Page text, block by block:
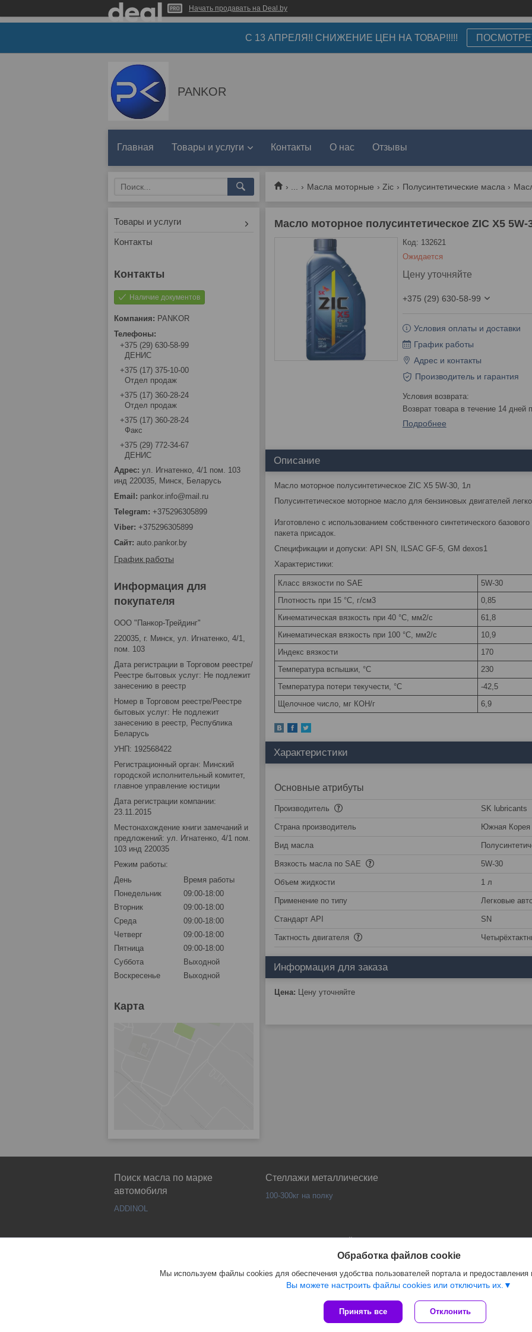
Начать продавать на Deal.by
С 13 АПРЕЛЯ!! СНИЖЕНИЕ ЦЕН НА ТОВАР!!!!!
PANKOR
Главная Товары и услуги Контакты О нас Отзывы
Масла моторные Zic Полусинтетические масла
Масло моторное полусинтетическое ZIC X5 5W-
Ожидается
Код: 132621
Цену уточняйте
+375 (29) 630-58-99
Условия оплаты и доставки
График работы
Адрес и контакты
Производитель и гарантия
возврат товара в течение 14 дней
Подробнее
Описание
Масло моторное полусинтетическое ZIC X5 5W-30, 1л
Полусинтетическое моторное масло для бензиновых двигателей
Изготовлено с использованием собственного синтетического
пакета присадок.
Спецификации и допуски: API SN, ILSAC GF-5, GM dexos1
Характеристики:
Класс вязкости по SAE
5W-30
Плотность при 15 °С, г/см3
0,85
Кинематическая вязкость при 40 °С, мм2/с
61,8
Кинематическая вязкость при 100 °С, мм2/с
10,9
Индекс вязкости
170
Температура вспышки, °С
230
Температура потери текучести, °С
-42,5
Щелочное число, мг КОН/г
6,9
Характеристики
Основные атрибуты
Производитель SK lubricants
Страна производитель Южная Корея
Вид масла
Вязкость масла по SAE 5W-30
Объем жидкости 1 л
Применение по типу Легковые
Стандарт API SN
Тактность двигателя
Информация для заказа
Цена: Цену уточняйте
Товары и услуги
Контакты
Наличие документов
PANKOR
+375 (29) 630-58-99
ДЕНИС
+375 (17) 375-10-00
Отдел продаж
+375 (17) 360-28-24
Отдел продаж
+375 (17) 360-28-24
Факс
+375 (29) 772-34-67
ДЕНИС
ул. Игнатенко, 4/1 пом. 103
инд 220035, Минск, Беларусь
pankor.info@mail.ru
+375296305899
+375296305899
auto.pankor.by
График работы
Информация для
покупателя
ООО "Панкор-Трейдинг"
220035, г. Минск, ул. Игнатенко, 4/1,
пом. 103
Дата регистрации в Торговом реестре/
Реестре бытовых услуг: Не подлежит
занесению в реестр
Номер в Торговом реестре/Реестре
бытовых услуг: Не подлежит
занесению в реестр, Республика
Беларусь
УНП: 192568422
Регистрационный орган: Минский
городской исполнительный комитет,
главное управление юстиции
Дата регистрации компании:
23.11.2015
Местонахождение книги замечаний и
предложений: ул. Игнатенко, 4/1 пом.
103 инд 220035
Режим работы:
День
Время работы
Понедельник
09:00-18:00
Вторник
09:00-18:00
Среда
09:00-18:00
Четверг
09:00-18:00
Пятница
09:00-18:00
Суббота
Выходной
Воскресенье
Выходной
Карта
Поиск масла по марке
автомобиля
ADDINOL
Стеллажи металлические
100-300кг на полку
Сайт создан на платформе Deal.by
Политика обработки файлов cookies
Обработка файлов cookie
Мы используем файлы cookies для обеспечения удобства пользователей портала и предоставления
Вы можете настроить файлы cookies или отключить их.
Принять все Отклонить
PANKOR |
Пожаловаться на контент
Select Language ▼